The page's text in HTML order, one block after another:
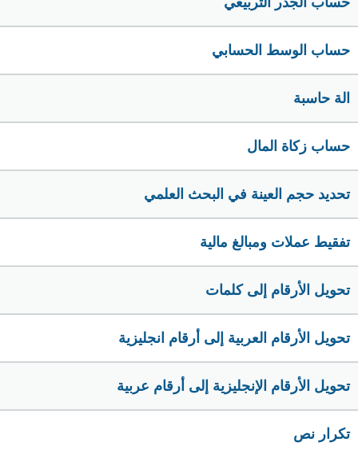
حساب الوسط الحسابي
الة حاسبة
حساب زكاة المال
تحديد حجم العينة في البحث العلمي
تفقيط عملات ومبالغ مالية
تحويل الأرقام إلى كلمات
تحويل الأرقام العربية إلى أرقام انجليزية
تحويل الأرقام الإنجليزية إلى أرقام عربية
تكرار نص